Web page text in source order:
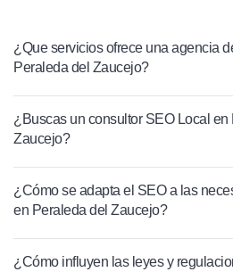
¿Que servicios ofrece una agencia
Peraleda del Zaucejo?
¿Buscas un consultor SEO Local en
Zaucejo?
¿Cómo se adapta el SEO a las
en Peraleda del Zaucejo?
¿Cómo influyen las leyes y